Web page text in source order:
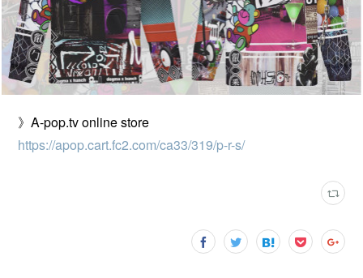
》A-pop.tv online store
https://apop.cart.fc2.com/ca33/319/p-r-s/